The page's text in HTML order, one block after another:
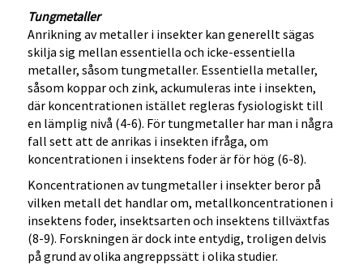
Tungmetaller
Anrikning av metaller i insekter kan generellt sägas
skilja sig mellan essentiella och icke-essentiella
metaller, såsom tungmetaller. Essentiella metaller,
såsom koppar och zink, ackumuleras inte i insekten,
där koncentrationen istället regleras fysiologiskt till
en lämplig nivå (4-6). För tungmetaller har man i några
fall sett att de anrikas i insekten ifråga, om
koncentrationen i insektens foder är för hög (6-8).
Koncentrationen av tungmetaller i insekter beror på
vilken metall det handlar om, metallkoncentrationen i
insektens foder, insektsarten och insektens tillväxtfas
(8-9). Forskningen är dock inte entydig, troligen delvis
på grund av olika angreppssätt i olika studier.